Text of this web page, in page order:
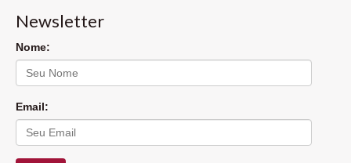
Newsletter
Nome:
Email: